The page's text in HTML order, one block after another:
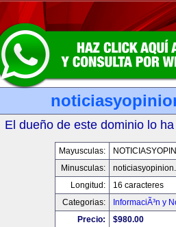
El dueño de este dominio lo
Mayusculas:
Minusculas:
Longitud:
16 caracteres
Categorias:
InformaciÃ³n y
Precio:
$980.00